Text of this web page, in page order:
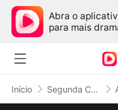
Abra o
para mais
Início Segunda Chance no Amor